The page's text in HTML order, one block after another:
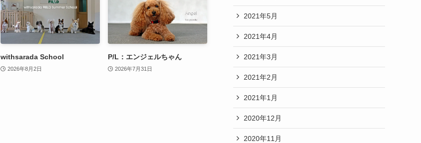
withsarada School
2026年8月2日
P/L：エンジェルちゃん
2026年7月31日
2021年5月
2021年4月
2021年3月
2021年2月
2021年1月
2020年12月
2020年11月